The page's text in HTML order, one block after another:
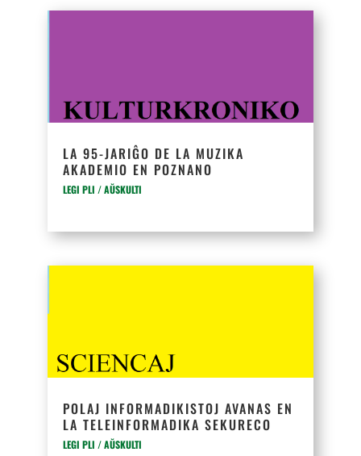
LA 95-JARIĜO DE LA MUZIKA
AKADEMIO EN POZNANO
LEGI PLI / AŬSKULTI
POLAJ INFORMADIKISTOJ AVANAS EN
LA TELEINFORMADIKA SEKURECO
LEGI PLI / AŬSKULTI